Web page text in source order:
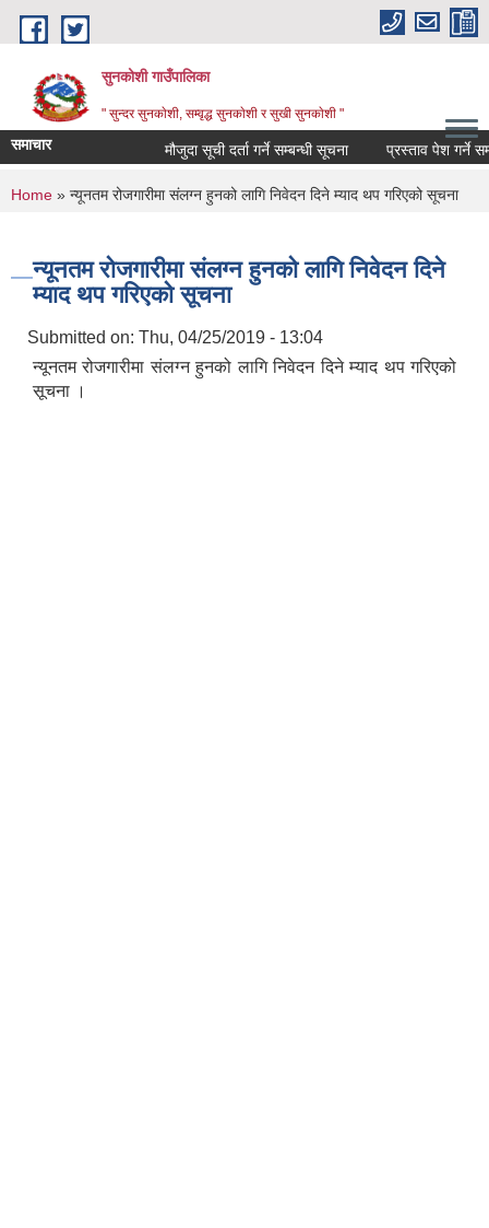
Skip to main content
सुनकोशी गाउँपालिका
" सुन्दर सुनकाेशी, सम्वृद्ध सुनकाेशी र सुखी सुनकाेशी "
समाचार मौजुदा सूची दर्ता गर्ने सम्बन्धी सूचना प्रस्ताव पेश गर्ने
You are here
Home » न्यूनतम रोजगारीमा संलग्न हुनको लागि निवेदन दिने म्याद थप गरिएको सूचना
न्यूनतम रोजगारीमा संलग्न हुनको लागि निवेदन दिने
म्याद थप गरिएको सूचना
Submitted on: Thu, 04/25/2019 - 13:04
न्यूनतम रोजगारीमा संलग्न हुनको लागि निवेदन दिने म्याद थप गरिएको
सूचना ।